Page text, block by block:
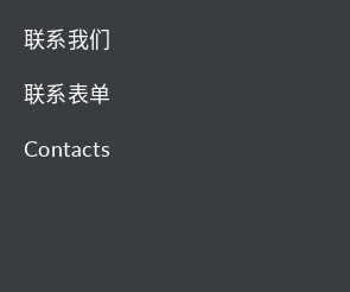
联系我们
联系表单
Contacts